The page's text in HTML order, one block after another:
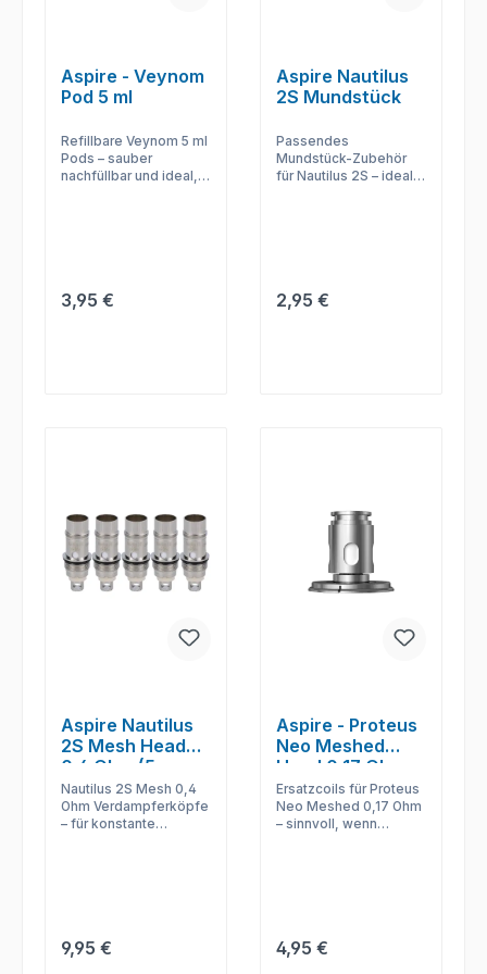
Aspire - Veynom
Pod 5 ml
Refillbare Veynom 5 ml
Pods – sauber
nachfüllbar und ideal,
Regulärer Preis:
3,95 €
Aspire Nautilus
2S Mundstück
Passendes
Mundstück-Zubehör
für Nautilus 2S – ideal
Regulärer Preis:
2,95 €
Aspire Nautilus
2S Mesh Heads
0,4 Ohm (5
Stück pro
Packung)
Nautilus 2S Mesh 0,4
Ohm Verdampferköpfe
– für konstante
Regulärer Preis:
9,95 €
Aspire - Proteus
Neo Meshed
Head 0,17 Ohm
Ersatzcoils für Proteus
Neo Meshed 0,17 Ohm
– sinnvoll, wenn
Regulärer Preis:
4,95 €